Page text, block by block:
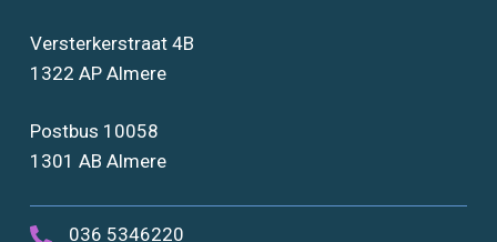
Versterkerstraat 4B
1322 AP Almere
Postbus 10058
1301 AB Almere
036 5346220